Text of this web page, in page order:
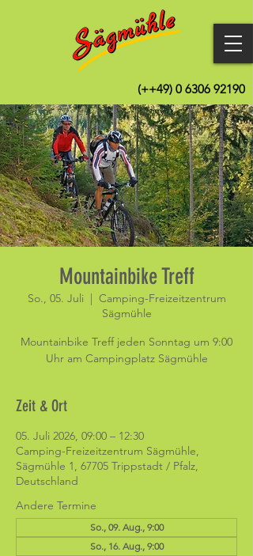
(++49) 0 6306 92190
Mountainbike Treff
So., 05. Juli
  |
Camping-Freizeitzentrum
Sägmühle
Mountainbike Treff jeden Sonntag um 9:00
Uhr am Campingplatz Sägmühle
Zeit & Ort
05. Juli 2026, 09:00 – 12:30
Camping-Freizeitzentrum Sägmühle,
Sägmühle 1, 67705 Trippstadt / Pfalz,
Deutschland
Andere Termine
So., 09. Aug., 9:00
So., 16. Aug., 9:00